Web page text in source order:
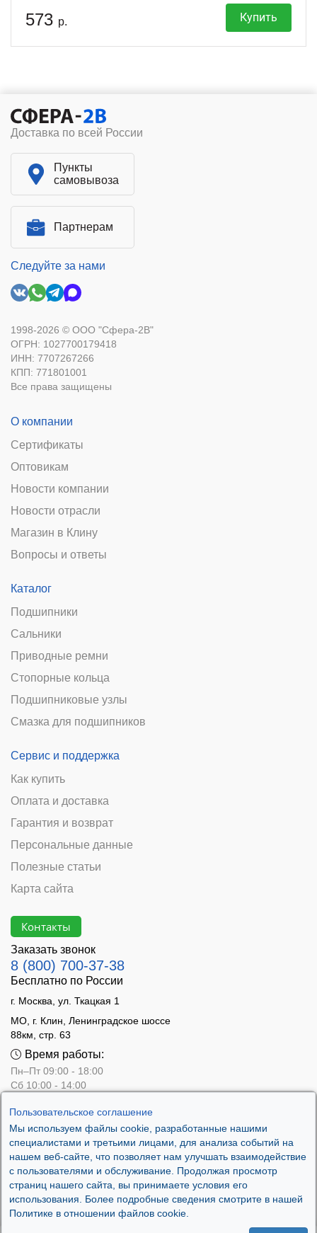
Пользовательское соглашение
Мы используем файлы cookie, разработанные нашими
специалистами и третьими лицами, для анализа событий на
нашем веб-сайте, что позволяет нам улучшать взаимодействие
с пользователями и обслуживание. Продолжая просмотр
страниц нашего сайта, вы принимаете условия его
использования. Более подробные сведения смотрите в нашей
Политике в отношении файлов cookie.
573 р. Купить
Доставка по всей России
Пункты
самовывоза
Партнерам
Следуйте за нами
1998-2026 © ООО "Сфера-2В"
ОГРН: 1027700179418
ИНН: 7707267266
КПП: 771801001
Все права защищены
О компании
Сертификаты
Оптовикам
Новости компании
Новости отрасли
Магазин в Клину
Вопросы и ответы
Каталог
Подшипники
Сальники
Приводные ремни
Стопорные кольца
Подшипниковые узлы
Смазка для подшипников
Сервис и поддержка
Как купить
Оплата и доставка
Гарантия и возврат
Персональные данные
Полезные статьи
Карта сайта
Контакты
Заказать звонок
8 (800) 700-37-38
Бесплатно по России
г. Москва, ул. Ткацкая 1
МО, г. Клин, Ленинградское шоссе
88км, стр. 63
Время работы:
Пн–Пт 09:00 - 18:00
Сб 10:00 - 14:00